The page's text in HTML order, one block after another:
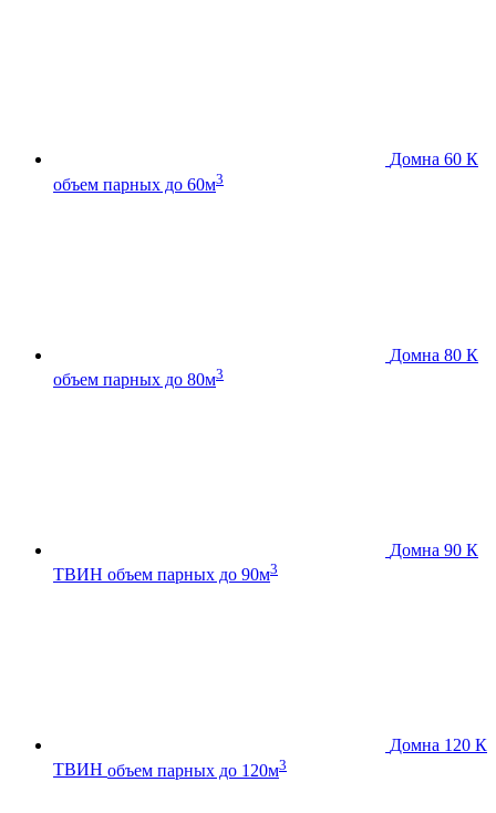
Домна 60 К
объем парных до 60м3
Домна 80 К
объем парных до 80м3
Домна 90 К
ТВИН объем парных до 90м3
Домна 120 К
ТВИН объем парных до 120м3